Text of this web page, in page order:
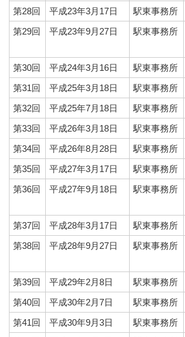
第28回 平成23年3月17日 駅東事務所
第29回
平成23年9月27日 駅東事務所
第30回
平成24年3月16日 駅東事務所
第31回
平成25年3月18日 駅東事務所
第32回
平成25年7月18日 駅東事務所
第33回
平成26年3月18日 駅東事務所
第34回
平成26年8月28日 駅東事務所
第35回
平成27年3月17日 駅東事務所
第36回
平成27年9月18日 駅東事務所
第37回
平成28年3月17日 駅東事務所
第38回
平成28年9月27日 駅東事務所
第39回
平成29年2月8日 駅東事務所
第40回
平成30年2月7日 駅東事務所
第41回
平成30年9月3日 駅東事務所